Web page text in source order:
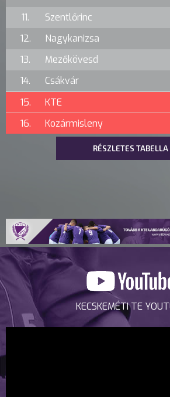
11.
Szentlőrinc
12.
Nagykanizsa
13.
Mezőkövesd
14.
Csákvár
15.
KTE
16.
Kozármisleny
RÉSZLETES TABELLA
KECSKEMÉTI TE